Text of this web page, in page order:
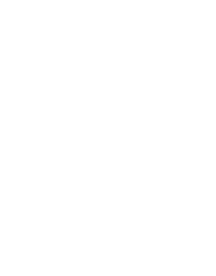
是他繼在Verve唱片發行，
Soul"後，將Bossa
失輕妙質感的傑作。
樂曲，以五重奏伴奏演唱
思緒的信息。光開場
就足以讓你全神灌注聆
Nove樣貌，提爾翼號
Song"是Bossa Nova